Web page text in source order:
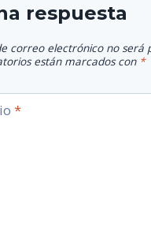
respuesta
correo electrónico no será
están marcados con *
*